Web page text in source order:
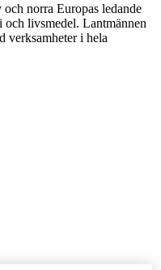
norra Europas ledande
livsmedel. Lantmännen
verksamheter i hela